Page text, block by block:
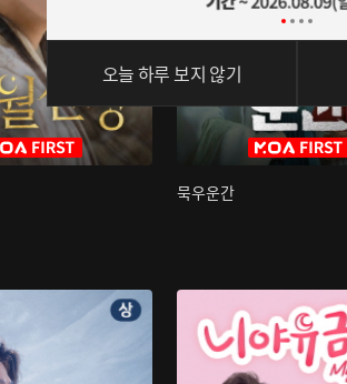
묵우운간
오늘 하루 보지 않기